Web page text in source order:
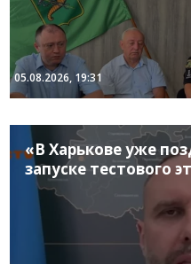
05.08.2026, 19:31
«В Харькове уже
запуске тестового